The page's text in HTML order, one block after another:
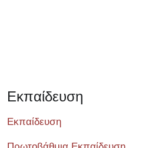
Εκπαίδευση
Εκπαίδευση